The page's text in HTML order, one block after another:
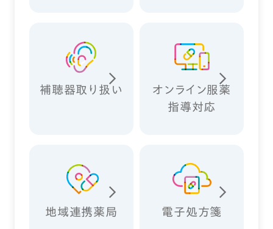
補聴器取り扱い
オンライン服薬
指導対応
地域連携薬局 電子処方箋